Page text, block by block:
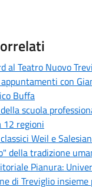
al Teatro Nuovo
con
Buffa
scuola
12 regioni
Weil e
della tradizione
Pianura:
di Treviglio